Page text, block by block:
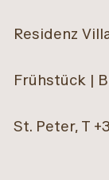
Residenz
Frühstück |
St. Peter, T